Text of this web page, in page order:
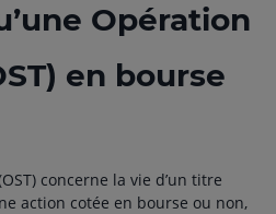
Opération
en bourse
concerne la vie d’un titre
action cotée en bourse ou non,